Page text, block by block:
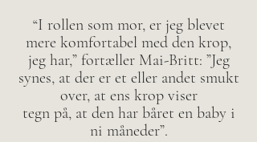
“I rollen som mor, er jeg blevet
mere komfortabel med den krop,
jeg har,” fortæller Mai-Britt: ”Jeg
synes, at der er et eller andet smukt
over, at ens krop viser
tegn på, at den har båret en baby i
ni måneder”.